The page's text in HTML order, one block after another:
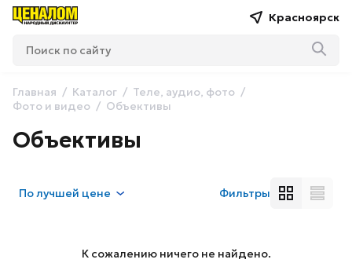
Красноярск
Главная Каталог
Теле, аудио, фото
Фото и видео
Объективы
Объективы
Получшей цене Фильтры
К сожалению ничего не найдено.